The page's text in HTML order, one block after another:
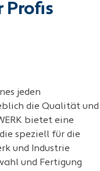
Profis
jeden
die Qualität und
bietet eine
speziell für die
und Industrie
und Fertigung